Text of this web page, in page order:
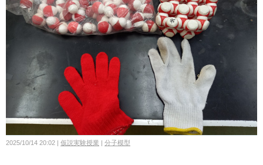
2025/10/14 20:02 仮説実験授業 分子模型